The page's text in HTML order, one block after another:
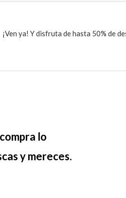
¡Ven ya! Y disfruta de hasta 50% de
lo
y mereces.